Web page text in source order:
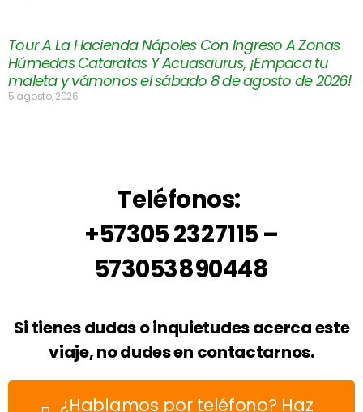
Tour A La Hacienda Nápoles Con Ingreso A Zonas
Húmedas Cataratas Y Acuasaurus, ¡Empaca tu
maleta y vámonos el sábado 8 de agosto de 2026!
5 agosto, 2026
Teléfonos:
+57305 2327115 –
573053890448
Si tienes dudas o inquietudes acerca este
viaje, no dudes en contactarnos.
¿Hablamos por teléfono? Haz